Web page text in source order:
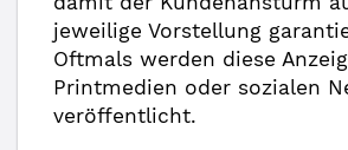
jeweilige Vorstellung
Oftmals werden diese
Printmedien oder sozialen
veröffentlicht.